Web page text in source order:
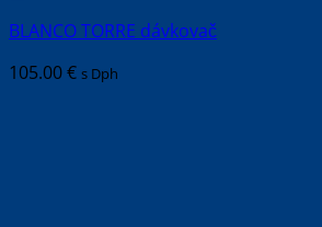
BLANCO TORRE dávkovač
105.00€ s Dph